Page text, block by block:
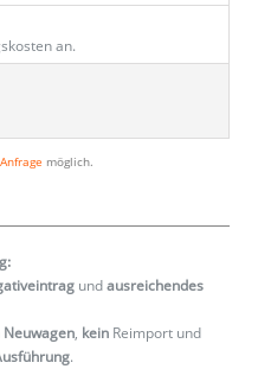
an.
möglich.
undausreichendes
Neuwagen, kein Reimport und
.